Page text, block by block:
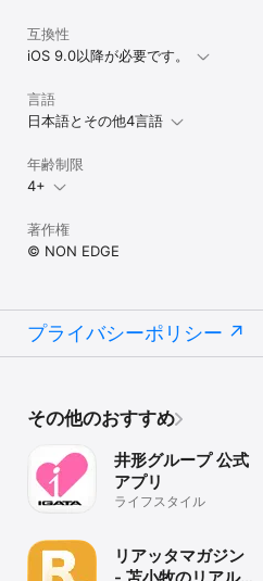
互換性
iOS 9.0以降が必要です。
言語
日本語とその他4言語
年齢制限
4+
著作権
© NON EDGE
プライバシーポリシー
その他のおすすめ
井形グループ 公式
アプリ
ライフスタイル
リアッタマガジン